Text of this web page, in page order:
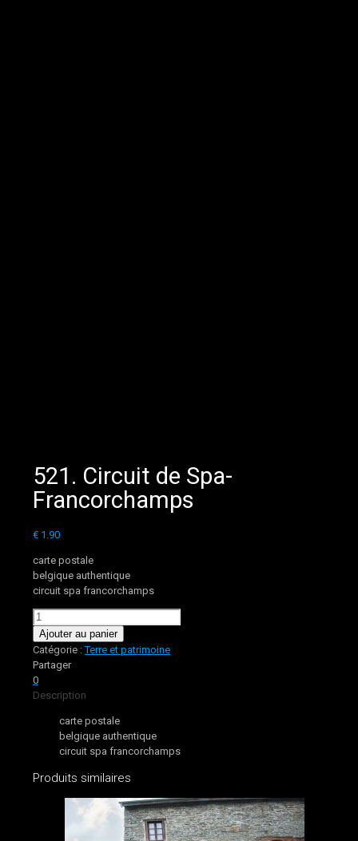
521. Circuit de Spa-
Francorchamps
€ 1.90
carte postale
belgique authentique
circuit spa francorchamps
quantité
de
521.
Circuit
de
Spa-
Ajouter au panier
Catégorie :Terre et patrimoine
Partager
0
Description
carte postale
belgique authentique
circuit spa francorchamps
Produits similaires